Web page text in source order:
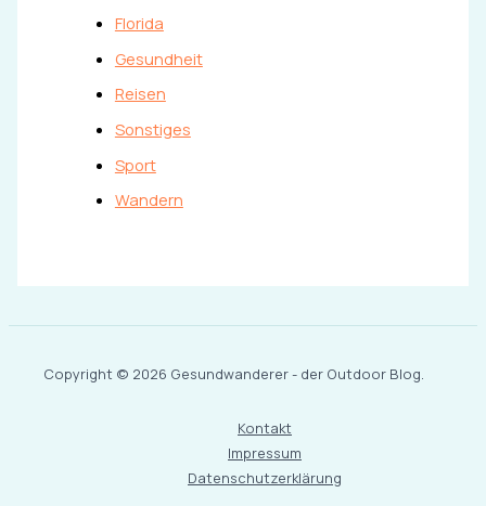
Florida
Gesundheit
Reisen
Sonstiges
Sport
Wandern
Copyright © 2026 Gesundwanderer - der Outdoor Blog.
Kontakt
Impressum
Datenschutzerklärung